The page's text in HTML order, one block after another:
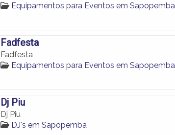
Equipamentos para Eventos em Sapopemba
Fadfesta
Fadfesta
Equipamentos para Eventos em Sapopemba
Dj Piu
Dj Piu
DJ's em Sapopemba